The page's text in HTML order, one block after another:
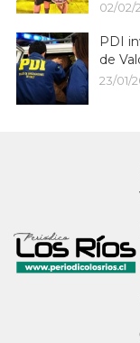
02/02/
PDI
de
23/01/